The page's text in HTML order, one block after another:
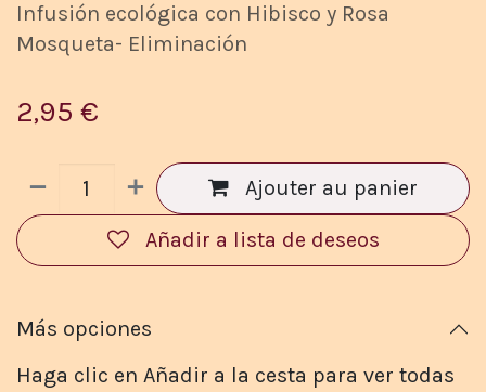
Infusión ecológica con Hibisco y Rosa
Mosqueta- Eliminación
2,95 €
Ajouter au panier
Añadir a lista de deseos
Más opciones
Haga clic en Añadir a la cesta para ver todas